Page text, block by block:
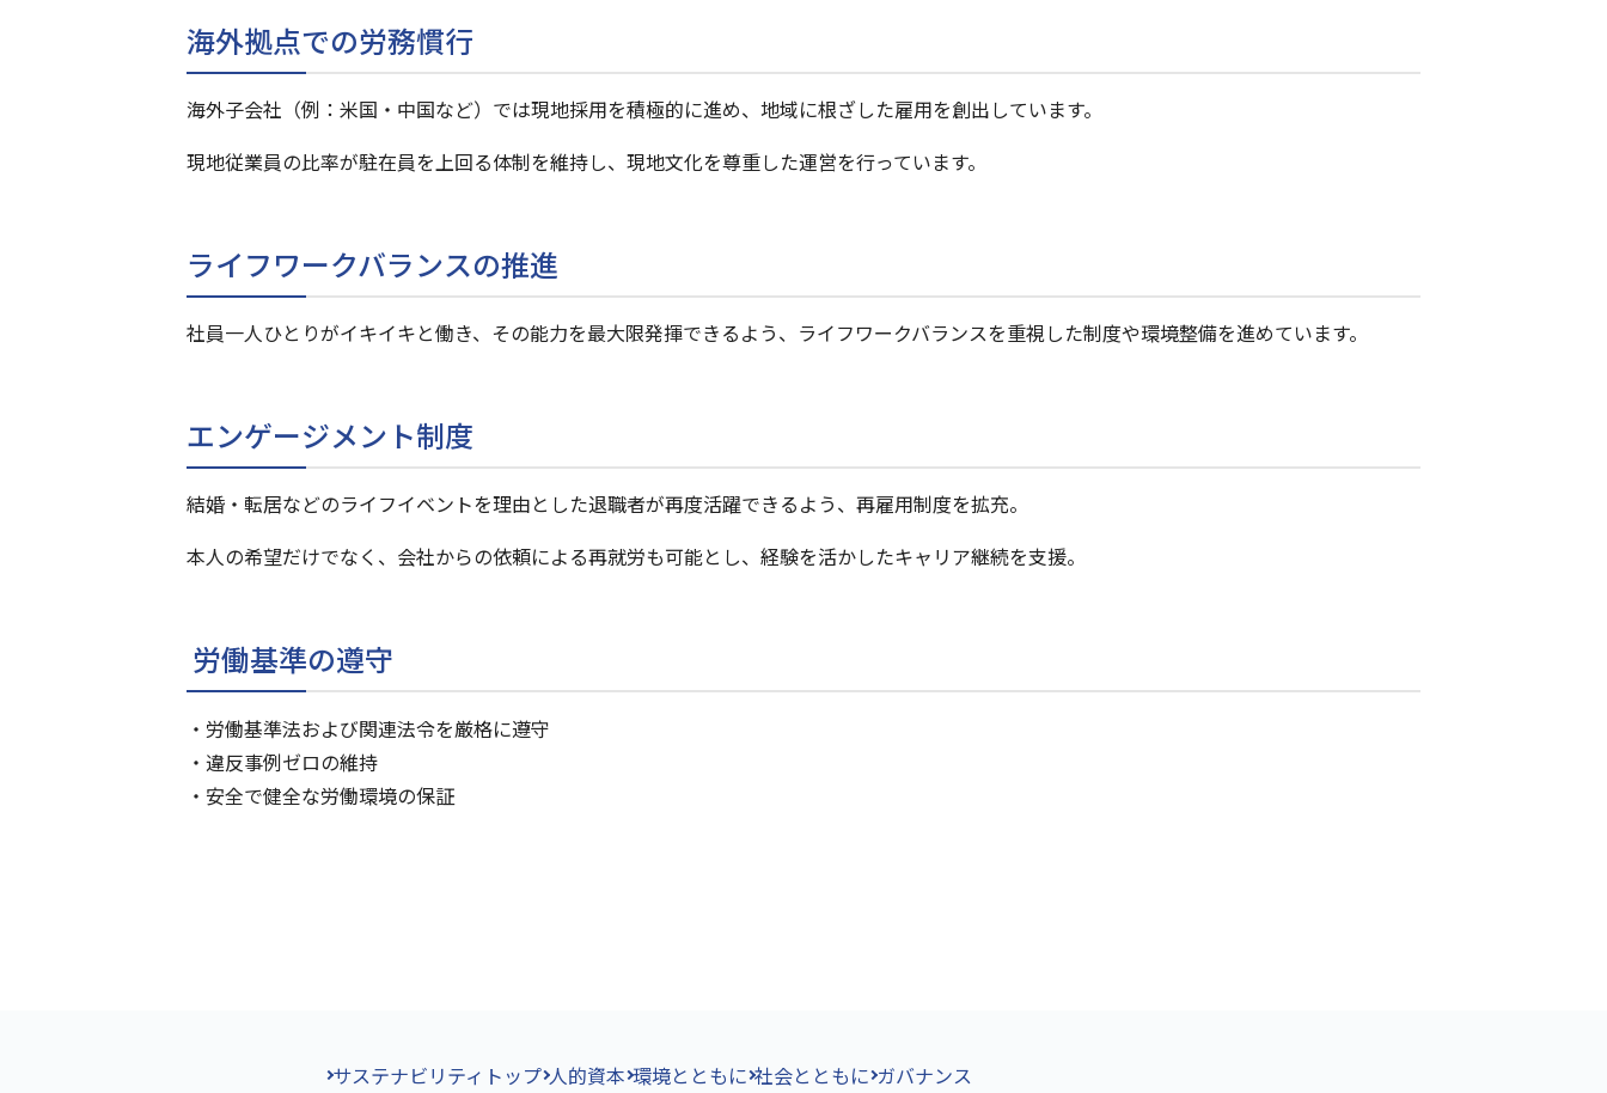
海外拠点での労務慣行
海外子会社（例：米国・中国など）では現地採用を積極的に進め、地域に根ざした雇用を創出しています。
現地従業員の比率が駐在員を上回る体制を維持し、現地文化を尊重した運営を行っています。
ライフワークバランスの推進
社員一人ひとりがイキイキと働き、その能力を最大限発揮できるよう、ライフワークバランスを重視した制度や環境整備を進めています。
エンゲージメント制度
結婚・転居などのライフイベントを理由とした退職者が再度活躍できるよう、再雇用制度を拡充。
本人の希望だけでなく、会社からの依頼による再就労も可能とし、経験を活かしたキャリア継続を支援。
労働基準の遵守
労働基準法および関連法令を厳格に遵守
違反事例ゼロの維持
安全で健全な労働環境の保証
サステナビリティトップ 人的資本 環境とともに 社会とともに ガバナンス